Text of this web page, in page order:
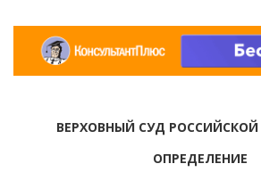
ВЕРХОВНЫЙ СУД
ОПРЕДЕЛЕНИЕ